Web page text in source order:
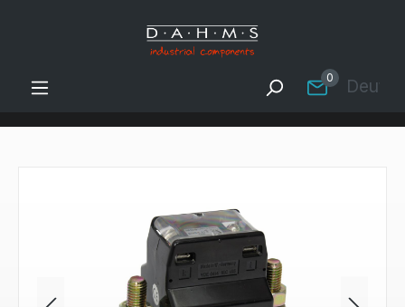
Zum Hauptinhalt springen
0
Bildergalerie überspringen